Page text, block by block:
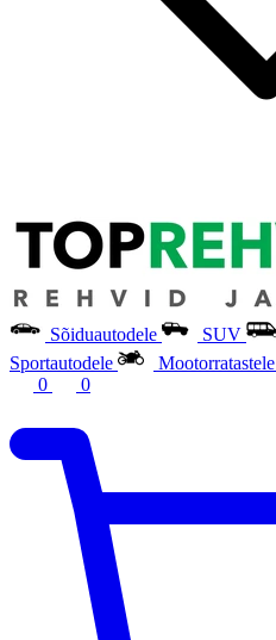
Sõiduautodele SUV
Sportautodele
Mootorratastele
0
0